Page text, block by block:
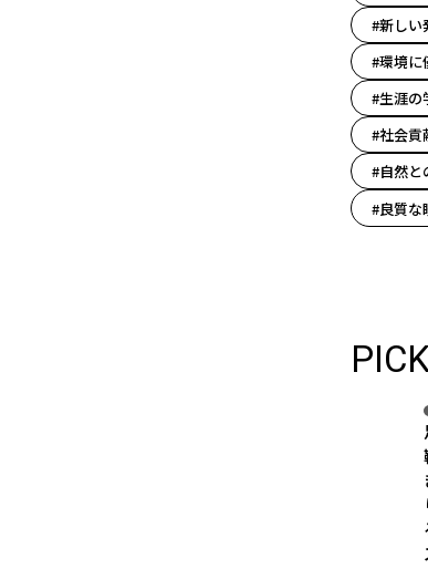
#新しい
#環境に
#生涯の
#社会貢
#自然と
#良質な